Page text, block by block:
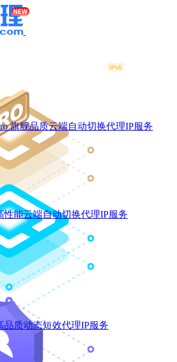
旗舰品质云端自动切换代理IP服务
性能云端自动切换代理IP服务
品质动态短效代理IP服务